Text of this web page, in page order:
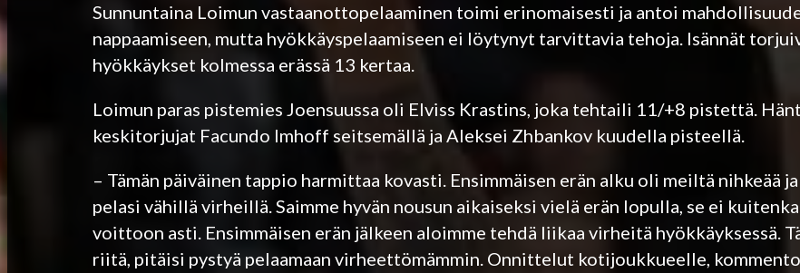
Sunnuntaina Loimun vastaanottopelaaminen toimi erinomaisesti ja antoi
nappaamiseen, mutta hyökkäyspelaamiseen ei löytynyt tarvittavia tehoja. Isännät
hyökkäykset kolmessa erässä 13 kertaa.
Loimun paras pistemies Joensuussa oli Elviss Krastins, joka tehtaili 11/+8 pistettä.
keskitorjujat Facundo Imhoff seitsemällä ja Aleksei Zhbankov kuudella pisteellä.
– Tämän päiväinen tappio harmittaa kovasti. Ensimmäisen erän alku oli meiltä nihkeää
pelasi vähillä virheillä. Saimme hyvän nousun aikaiseksi vielä erän lopulla, se ei
voittoon asti. Ensimmäisen erän jälkeen aloimme tehdä liikaa virheitä hyökkäyksessä.
riitä, pitäisi pystyä pelaamaan virheettömämmin. Onnittelut kotijoukkueelle,